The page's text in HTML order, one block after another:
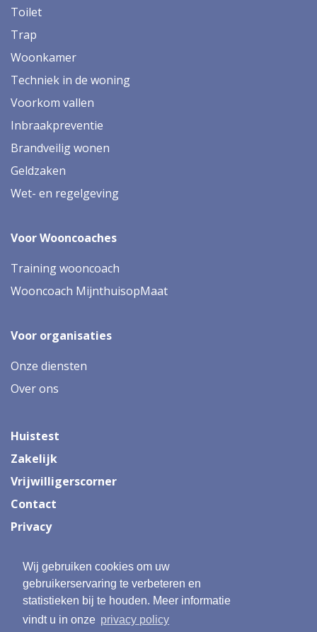
Wij gebruiken cookies om uw
gebruikerservaring te verbeteren en
statistieken bij te houden. Meer informatie
vindt u in onze privacy policy
Toilet
Trap
Woonkamer
Techniek in de woning
Voorkom vallen
Inbraakpreventie
Brandveilig wonen
Geldzaken
Wet- en regelgeving
Voor Wooncoaches
Training wooncoach
Wooncoach MijnthuisopMaat
Voor organisaties
Onze diensten
Over ons
Huistest
Zakelijk
Vrijwilligerscorner
Contact
Privacy
Onderdeel van: